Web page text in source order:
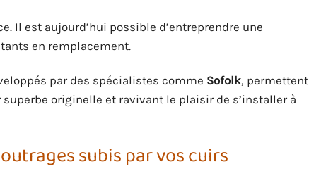
Il est aujourd’hui possible d’entreprendre une
en remplacement.
par des spécialistes comme Sofolk, permettent
superbe originelle et ravivant le plaisir de s’installer à
subis par vos cuirs